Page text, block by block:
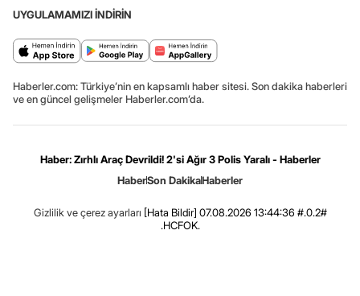
UYGULAMAMIZI İNDİRİN
Haberler.com: Türkiye’nin en kapsamlı haber sitesi. Son dakika haberleri
ve en güncel gelişmeler Haberler.com’da.
Haber: Zırhlı Araç Devrildi! 2'si Ağır 3 Polis Yaralı - Haberler
HaberSon DakikaHaberler
Gizlilik ve çerez ayarları [Hata Bildir] 07.08.2026 13:44:36 #.0.2#
.HCFOK.